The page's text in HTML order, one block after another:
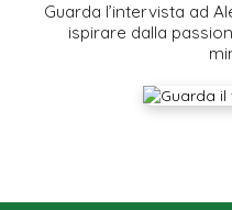
Guarda l’intervista ad
ispirare dalla